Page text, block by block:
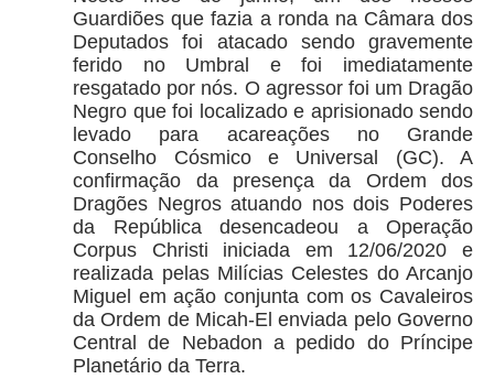
Guardiões que fazia a ronda na Câmara dos
Deputados foi atacado sendo gravemente
ferido no Umbral e foi imediatamente
resgatado por nós. O agressor foi um Dragão
Negro que foi localizado e aprisionado sendo
levado para acareações no Grande
Conselho Cósmico e Universal (GC). A
confirmação da presença da Ordem dos
Dragões Negros atuando nos dois Poderes
da República desencadeou a Operação
Corpus Christi iniciada em 12/06/2020 e
realizada pelas Milícias Celestes do Arcanjo
Miguel em ação conjunta com os Cavaleiros
da Ordem de Micah-El enviada pelo Governo
Central de Nebadon a pedido do Príncipe
Planetário da Terra.